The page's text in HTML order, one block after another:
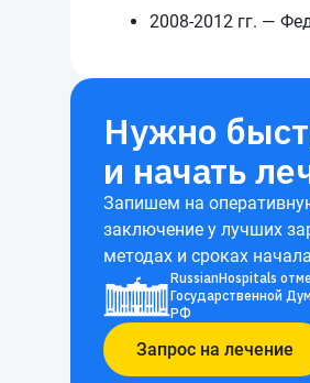
2008-2012 гг. —
Нужно
и начать
Запишем на
заключение у лучших
методах и сроках
RussianHospitals
Государственной
РФ
Запрос на лечение